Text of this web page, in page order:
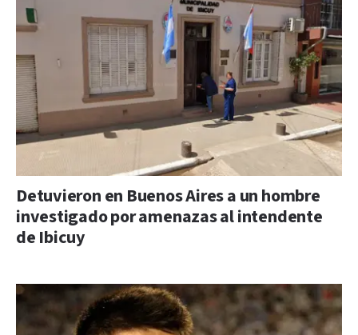
Detuvieron en Buenos Aires a un hombre
investigado por amenazas al intendente
de Ibicuy